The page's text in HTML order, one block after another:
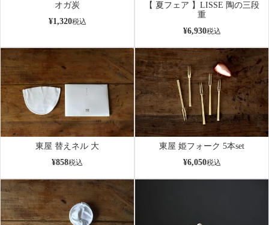
オガ炭
¥1,320税込
【 夏フェア 】LISSE 陶の三段
重
¥6,930税込
東屋 替えネル 大
¥858税込
東屋 姫フォーク 5本set
¥6,050税込